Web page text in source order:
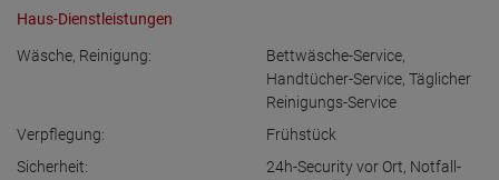
Haus-Dienstleistungen
Wäsche, Reinigung: Bettwäsche-Service,
Handtücher-Service, Täglicher
Reinigungs-Service
Verpflegung:
Frühstück
Sicherheit:
24h-Security vor Ort, Notfall-